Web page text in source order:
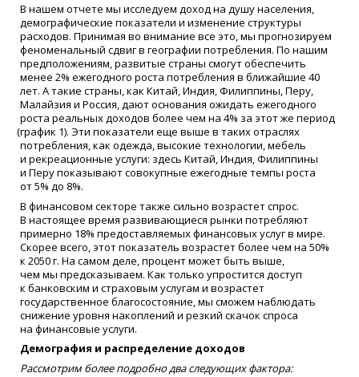
В нашем отчете мы исследуем доход на душу населения,
демографические показатели и изменение структуры
расходов. Принимая во внимание все это, мы прогнозируем
феноменальный сдвиг в географии потребления. По нашим
предположениям, развитые страны смогут обеспечить
менее 2% ежегодного роста потребления в ближайшие 40
лет. А такие страны, как Китай, Индия, Филиппины, Перу,
Малайзия и Россия, дают основания ожидать ежегодного
роста реальных доходов более чем на 4% за этот же период
(график 1). Эти показатели еще выше в таких отраслях
потребления, как одежда, высокие технологии, мебель
и рекреационные услуги: здесь Китай, Индия, Филиппины
и Перу показывают совокупные ежегодные темпы роста
от 5% до 8%.
В финансовом секторе также сильно возрастет спрос.
В настоящее время развивающиеся рынки потребляют
примерно 18% предоставляемых финансовых услуг в мире.
Скорее всего, этот показатель возрастет более чем на 50%
к 2050 г. На самом деле, процент может быть выше,
чем мы предсказываем. Как только упростится доступ
к банковским и страховым услугам и возрастет
государственное благосостояние, мы сможем наблюдать
снижение уровня накоплений и резкий скачок спроса
на финансовые услуги.
Демография и распределение доходов
Рассмотрим более подробно два следующих фактора: